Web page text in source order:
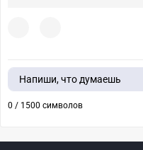
Напиши, что думаешь
0 / 1500 символов